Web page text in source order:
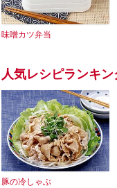
味噌カツ弁当
人気レシピランキン
豚の冷しゃぶ